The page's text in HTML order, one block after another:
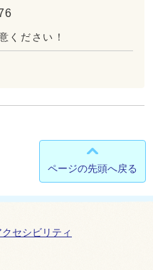
ください！
ページの先頭へ戻る
セシビリティ